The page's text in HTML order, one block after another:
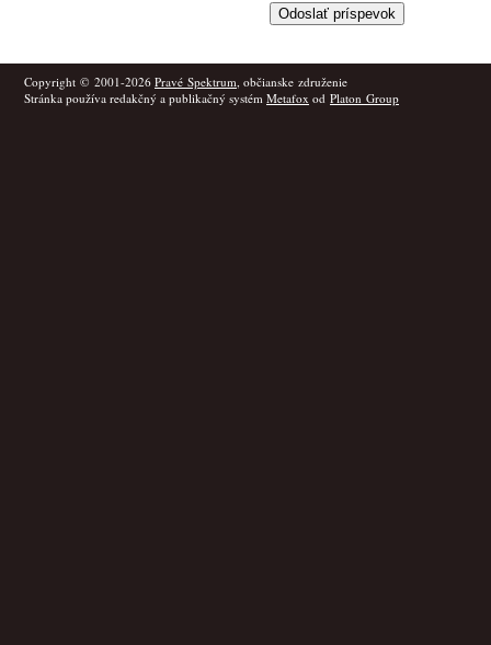
Copyright © 2001-2026 Pravé Spektrum, občianske združenie
Stránka používa redakčný a publikačný systém Metafox od Platon Group